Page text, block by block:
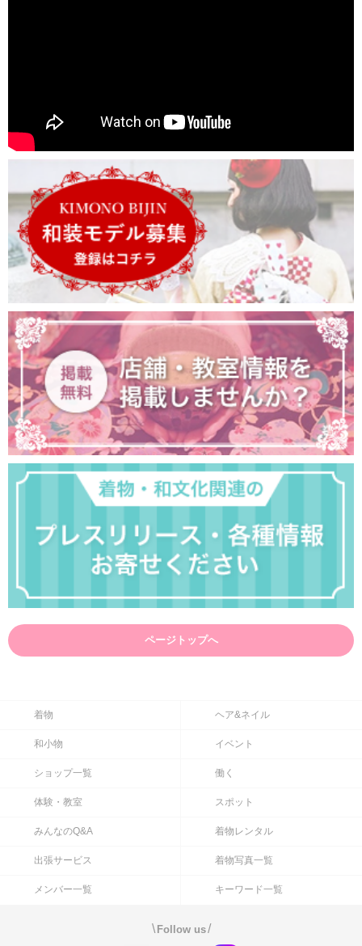
ページトップへ
着物 ヘア&ネイル
和小物 イベント
ショップ一覧 働く
体験・教室 スポット
みんなのQ&A 着物レンタル
出張サービス 着物写真一覧
メンバー一覧 キーワード一覧
\ Follow us/